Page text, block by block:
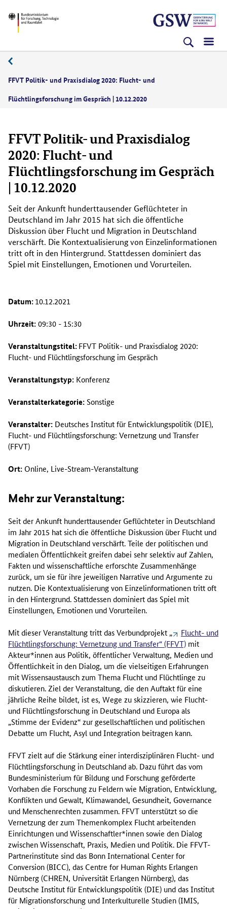
zum
(Eingabetaste)
zum
(Eingabetaste)
zur
(Eingabetaste)
BMFTR
FFVT Politik- und Praxisdialog 2020: Flucht- und
Flüchtlingsforschung im Gespräch | 10.12.2020
FFVT Politik- und Praxisdialog
2020: Flucht- und
Flüchtlingsforschung im Gespräch
| 10.12.2020
Seit der Ankunft hunderttausender Geflüchteter in
Deutschland im Jahr 2015 hat sich die öffentliche
Diskussion über Flucht und Migration in Deutschland
verschärft. Die Kontextualisierung von Einzelinformationen
tritt oft in den Hintergrund. Stattdessen dominiert das
Spiel mit Einstellungen, Emotionen und Vorurteilen.
Datum:10.12.2021
Uhrzeit:09:30 - 15:30
Veranstaltungstitel:FFVT Politik- und Praxisdialog 2020:
Flucht- und Flüchtlingsforschung im Gespräch
Veranstaltungstyp: Konferenz
Veranstalterkategorie:Sonstige
Veranstalter: Deutsches Institut für Entwicklungspolitik (DIE),
Flucht- und Flüchtlingsforschung: Vernetzung und Transfer
(FFVT)
Ort: Online, Live-Stream-Veranstaltung
Mehr zur Veranstaltung:
Seit der Ankunft hunderttausender Geflüchteter in Deutschland
im Jahr 2015 hat sich die öffentliche Diskussion über Flucht und
Migration in Deutschland verschärft. Teile der politischen und
medialen Öffentlichkeit greifen dabei sehr selektiv auf Zahlen,
Fakten und wissenschaftliche erforschte Zusammenhänge
zurück, um sie für ihre jeweiligen Narrative und Argumente zu
nutzen. Die Kontextualisierung von Einzelinformationen tritt oft
in den Hintergrund. Stattdessen dominiert das Spiel mit
Einstellungen, Emotionen und Vorurteilen.
Mit dieser Veranstaltung tritt das Verbundprojekt „
Flucht- und
Flüchtlingsforschung: Vernetzung und Transfer“ (FFVT) mit
Akteur*innen aus Politik, öffentlicher Verwaltung, Medien und
Öffentlichkeit in den Dialog, um die vielseitigen Erfahrungen
mit Wissensaustausch zum Thema Flucht und Flüchtlinge zu
diskutieren. Ziel der Veranstaltung, die den Auftakt für eine
jährliche Reihe bildet, ist es, Wege zu skizzieren, wie Flucht-
und Flüchtlingsforschung in Deutschland und Europa als
„Stimme der Evidenz“ zur gesellschaftlichen und politischen
Debatte um Flucht, Asyl und Integration beitragen kann.
FFVT zielt auf die Stärkung einer interdisziplinären Flucht- und
Flüchtlingsforschung in Deutschland ab. Dazu führt das vom
Bundesministerium für Bildung und Forschung geförderte
Vorhaben die Forschung zu Feldern wie Migration, Entwicklung,
Konflikten und Gewalt, Klimawandel, Gesundheit, Governance
und Menschenrechten zusammen. FFVT unterstützt so die
Vernetzung der zum Themenkomplex Flucht arbeitenden
Einrichtungen und Wissenschaftler*innen sowie den Dialog
zwischen Wissenschaft, Praxis, Medien und Politik. Die FFVT-
Partnerinstitute sind das Bonn International Center for
Conversion (BICC), das Centre for Human Rights Erlangen
Nürnberg (CHREN, Universität Erlangen Nürnberg), das
Deutsche Institut für Entwicklungspolitik (DIE) und das Institut
für Migrationsforschung und Interkulturelle Studien (IMIS,